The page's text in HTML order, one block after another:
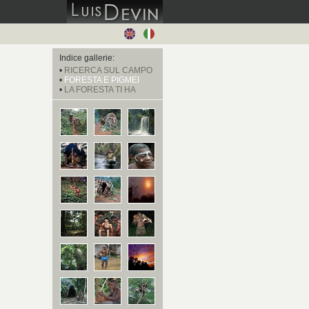
Indice gallerie:
• RICERCA SUL CAMPO
• FORESTA E PIGMEI
• LA FORESTA TI HA